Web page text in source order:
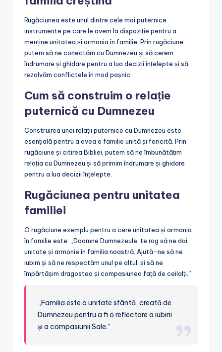
Rugăciunea este unul dintre cele mai puternice
instrumente pe care le avem la dispoziție pentru a
menține unitatea și armonia în familie. Prin rugăciune,
putem să ne conectăm cu Dumnezeu și să cerem
îndrumare și ghidare pentru a lua decizii înțelepte și să
rezolvăm conflictele în mod pașnic.
Cum să construim o relație
puternică cu Dumnezeu
Construirea unei relații puternice cu Dumnezeu este
esențială pentru a avea o familie unită și fericită. Prin
rugăciune și citirea Bibliei, putem să ne îmbunătățim
relația cu Dumnezeu și să primim îndrumare și ghidare
pentru a lua decizii înțelepte.
Rugăciunea pentru unitatea
familiei
O rugăciune exemplu pentru a cere unitatea și armonia
în familie este: „Doamne Dumnezeule, te rog să ne dai
unitate și armonie în familia noastră. Ajută-ne să ne
iubim și să ne respectăm unul pe altul, și să ne
împărtășim dragostea și compasiunea față de ceilalți.”
„Familia este o unitate sfântă, creată de
Dumnezeu pentru a fi o reflectare a iubirii
și a compasiunii Sale.”